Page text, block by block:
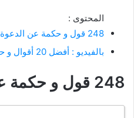
المحتوى :
248 قول و حكمة عن الدعوة
بالفيديو : أفضل 20 أقوال و حكم عن الدعوة
248 قول و حكمة عن الدعوة